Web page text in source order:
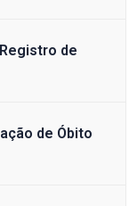
de
de Óbito